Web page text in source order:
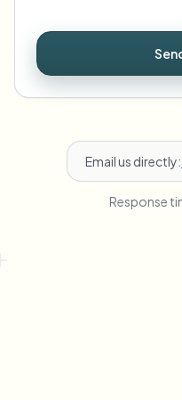
Email us directly:
Response